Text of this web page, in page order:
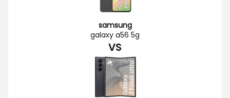
samsung
galaxy a56 5g
VS